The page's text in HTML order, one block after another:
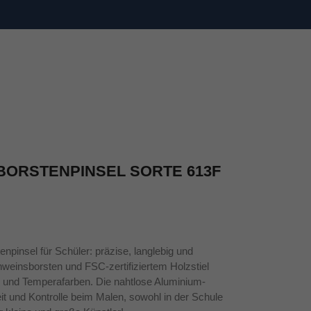
SORTE 613F
für Schüler: präzise, langlebig und
und FSC-zertifiziertem Holzstiel
Temperafarben. Die nahtlose Aluminium-
und Kontrolle beim Malen, sowohl in der Schule